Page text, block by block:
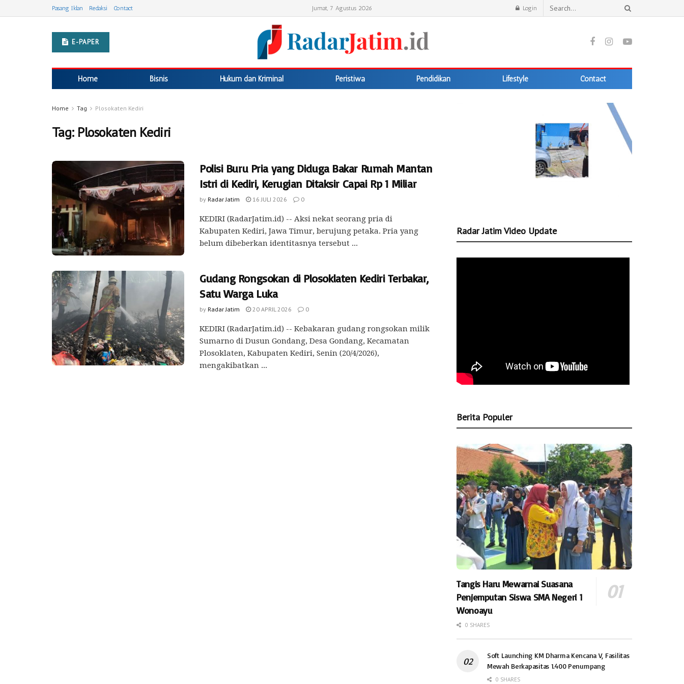
Pasang Iklan Redaksi Contact Jumat, 7 Agustus 2026 Login
E-PAPER
Home Bisnis Hukum dan Kriminal Peristiwa Pendidikan Lifestyle Contact
Home Tag Plosokaten Kediri
Tag: Plosokaten Kediri
Polisi Buru Pria yang Diduga Bakar Rumah Mantan
Istri di Kediri, Kerugian Ditaksir Capai Rp 1 Miliar
by Radar Jatim 16 JULI 2026 0
KEDIRI (RadarJatim.id) -- Aksi nekat seorang pria di
Kabupaten Kediri, Jawa Timur, berujung petaka. Pria yang
belum dibeberkan identitasnya tersebut ...
Gudang Rongsokan di Plosoklaten Kediri Terbakar,
Satu Warga Luka
by Radar Jatim 20 APRIL 2026 0
KEDIRI (RadarJatim.id) -- Kebakaran gudang rongsokan milik
Sumarno di Dusun Gondang, Desa Gondang, Kecamatan
Plosoklaten, Kabupaten Kediri, Senin (20/4/2026),
mengakibatkan ...
Radar Jatim Video Update
Berita Populer
Tangis Haru Mewarnai Suasana
Penjemputan Siswa SMA Negeri 1
Wonoayu
0 SHARES
Soft Launching KM Dharma Kencana V, Fasilitas
Mewah Berkapasitas 1.400 Penumpang
0 SHARES